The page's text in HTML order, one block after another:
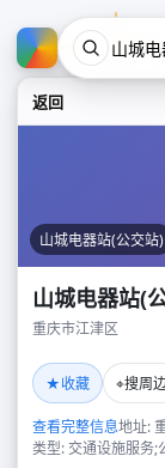
返回
山城电器站(公交站)
山城电器站(
重庆市江津区
★收藏 ⌖搜周
查看完整信息地址:
类型: 交通设施服务;